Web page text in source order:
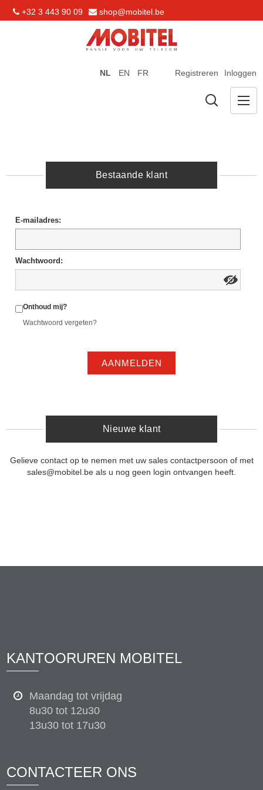
+32 3 443 90 09 shop@mobitel.be
Registreren Inloggen
NL EN FR
Bestaande klant
E-mailadres:
Wachtwoord:
Onthoud mij?
Wachtwoord vergeten?
AANMELDEN
Nieuwe klant
Gelieve contact op te nemen met uw sales contactpersoon of met
sales@mobitel.be als u nog geen login ontvangen heeft.
KANTOORUREN MOBITEL
Maandag tot vrijdag
8u30 tot 12u30
13u30 tot 17u30
CONTACTEER ONS